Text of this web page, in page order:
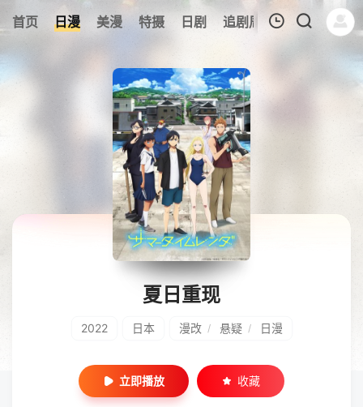
首页 日漫 美漫 特摄 日剧 追剧周表 今日更新
0
我的观影记录
暂无观看影片的记录
夏日重现
2022 日本 漫改 / 悬疑 / 日漫
立即播放 收藏